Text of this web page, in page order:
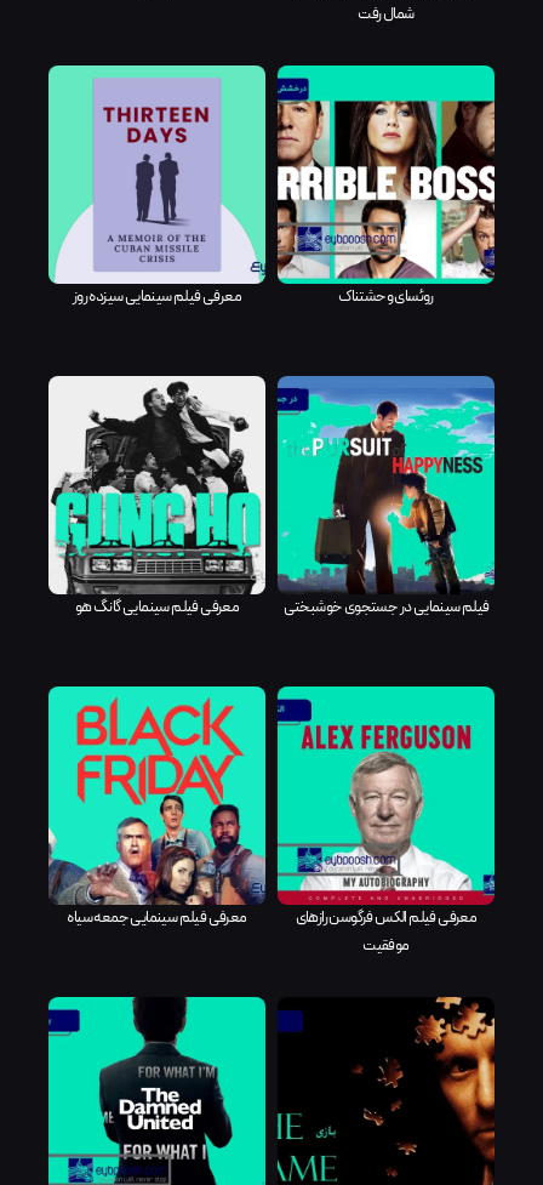
شمال رفت
روئسای وحشتناک معرفی فیلم سینمایی سیزده روز
فیلم سینمایی در جستجوی خوشبختی معرفی فیلم سینمایی گانگ هو
معرفی فیلم الکس فرگوسن رازهای
موفقیت
معرفی فیلم سینمایی جمعه سیاه